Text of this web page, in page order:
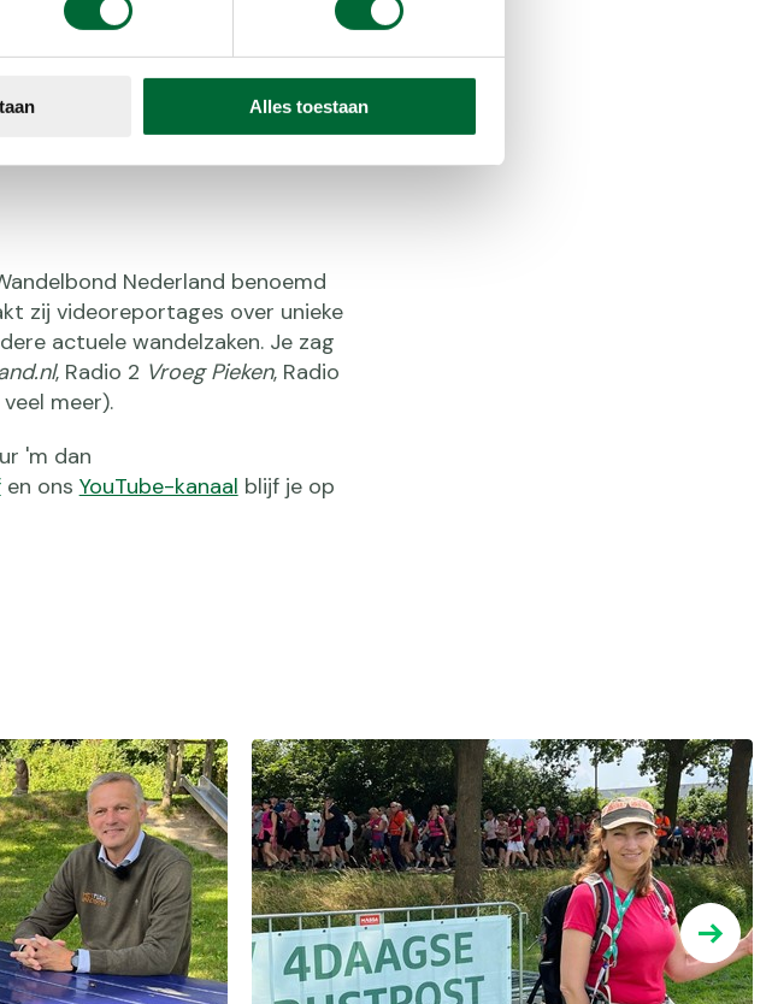
Alles toestaan
cookiesop onze website
Nederland benoemd
zij videoreportages over unieke
actuele wandelzaken. Je zag
, Radio 2 Vroeg Pieken, Radio
meer).
'm dan
en ons YouTube-kanaal blijf je op